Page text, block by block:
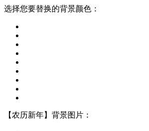
选择您要替换的背景颜色：
【农历新年】背景图片：